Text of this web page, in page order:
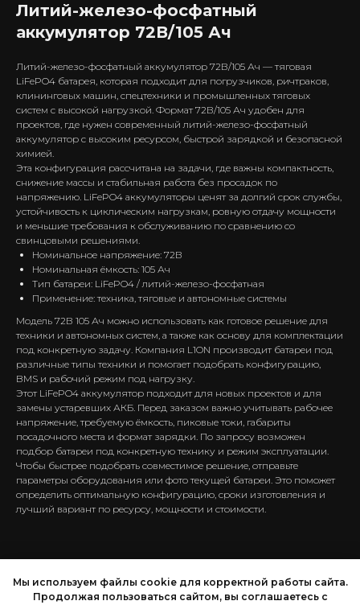
Литий-железо-фосфатный
аккумулятор 72В/105 Ач
Литий-железо-фосфатный аккумулятор 72В/105 Ач — тяговая
LiFePO4 батарея, которая подходит для погрузчиков, ричтраков,
клининговых машин, спецтехники и промышленных тяговых
систем с высокой нагрузкой. Формат 72В/105 Ач удобен для
проектов, где нужен современный литий-железо-фосфатный
аккумулятор с высоким ресурсом, быстрой зарядкой и безопасной
химией.
Эта конфигурация рассчитана на задачи, где важны компактность,
снижение массы и стабильная работа без просадок по
напряжению. LiFePO4 аккумуляторы ценят за долгий срок службы,
устойчивость к циклическим нагрузкам, ровную отдачу мощности
и меньшие требования к обслуживанию по сравнению со
свинцовыми решениями.
Номинальное напряжение: 72В
Номинальная ёмкость: 105 Ач
Тип батареи: LiFePO4 / литий-железо-фосфатная
Применение: техника, тяговые и автономные системы
Модель 72В 105 Ач можно использовать как готовое решение для
техники и автономных систем, а также как основу для комплектации
под конкретную задачу. Компания L1ON производит батареи под
различные типы техники и помогает подобрать конфигурацию,
BMS и рабочий режим под нагрузку.
Этот LiFePO4 аккумулятор подходит для новых проектов и для
замены устаревших АКБ. Перед заказом важно учитывать рабочее
напряжение, требуемую ёмкость, пиковые токи, габариты
посадочного места и формат зарядки. По запросу возможен
подбор батареи под конкретную технику и режим эксплуатации.
Чтобы быстрее подобрать совместимое решение, отправьте
параметры оборудования или фото текущей батареи. Это поможет
определить оптимальную конфигурацию, сроки изготовления и
лучший вариант по ресурсу, мощности и стоимости.
© сайт разработан
компанией«Лео Пульт»
ООО «КИТ»
ИНН 2312205039
Мы используем файлы cookie для корректной работы сайта.
Продолжая пользоваться сайтом, вы соглашаетесь с